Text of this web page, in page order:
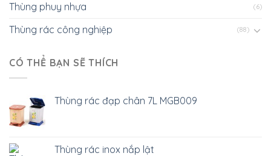
Thùng phuy nhựa (6)
Thùng rác công nghiệp (88)
CÓ THỂ BẠN SẼ THÍCH
Thùng rác đạp chân 7L MGB009
Thùng rác inox nắp lật